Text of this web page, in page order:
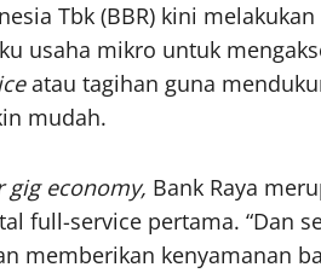
Tbk (BBR) kini
usaha mikro untuk
atau tagihan guna
mudah.
gig economy, Bank Raya
full-service pertama. “Dan
memberikan kenyamanan